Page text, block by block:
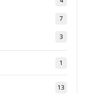
7
3
1
13